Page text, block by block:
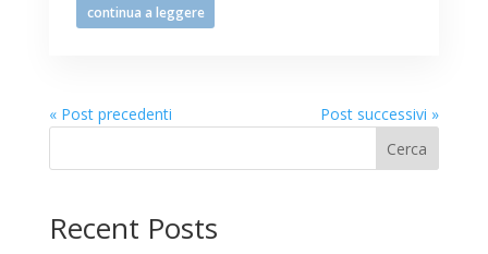
continua a leggere
« Post precedenti
Post successivi »
Cerca
Recent Posts